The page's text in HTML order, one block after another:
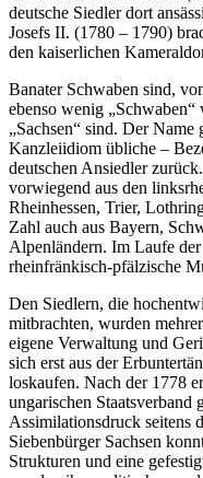
deutsche Siedler dort
Josefs II. (1780 – 1790)
den kaiserlichen
Banater Schwaben sind,
ebenso wenig „Schwaben“
„Sachsen“ sind. Der
Kanzleiidiom übliche –
deutschen Ansiedler
vorwiegend aus den
Rheinhessen, Trier,
Zahl auch aus Bayern,
Alpenländern. Im Laufe
rheinfränkisch-pfälzische
Den Siedlern, die
mitbrachten, wurden
eigene Verwaltung und
sich erst aus der
loskaufen. Nach der 1778
ungarischen Staatsverband
Assimilationsdruck seitens
Siebenbürger Sachsen
Strukturen und eine